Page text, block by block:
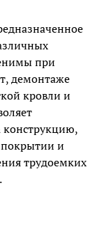
при
демонтаже
кровли и
конструкцию,
и
трудоемких